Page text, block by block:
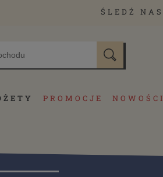
ŚLEDŹ NAS
PROMOCJE NOWOŚCI